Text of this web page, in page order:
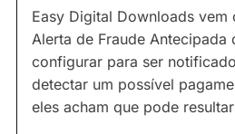
Easy Digital Downloads vem
Alerta de Fraude Antecipada
configurar para ser
detectar um possível
eles acham que pode